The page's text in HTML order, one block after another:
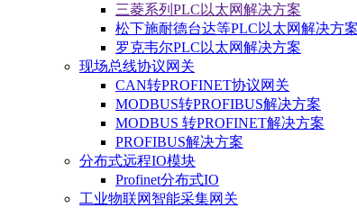
三菱系列PLC以太网解决方案
松下施耐德台达等PLC以太网解决方案
罗克韦尔PLC以太网解决方案
现场总线协议网关
CAN转PROFINET协议网关
MODBUS转PROFIBUS解决方案
MODBUS 转PROFINET解决方案
PROFIBUS解决方案
分布式远程IO模块
Profinet分布式IO
工业物联网智能采集网关